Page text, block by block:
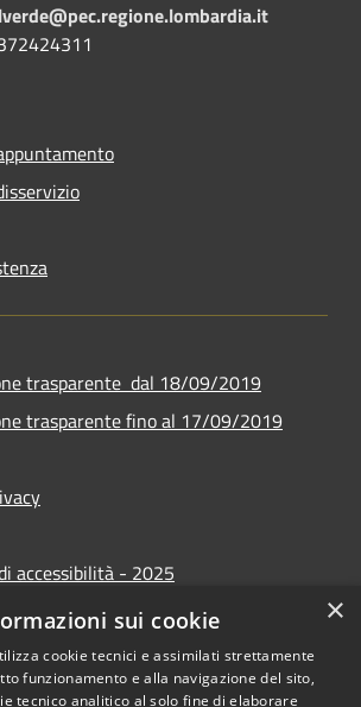
trasparente dal 18/09/2019
trasparente fino al 17/09/2019
accessibilità - 2025
- 2025
×
sui cookie
cookie tecnici e assimilati strettamente
funzionamento e alla navigazione del sito,
tecnico analitico al solo fine di elaborare